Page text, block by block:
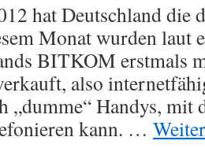
hat Deutschland die
Monat wurden laut
BITKOM erstmals
also
„dumme“ Handys, mit
kann. …